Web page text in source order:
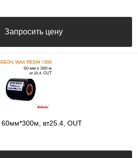
Запросить цену
вт25.4, OUT